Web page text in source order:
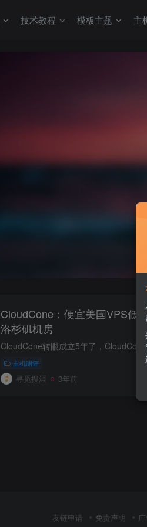
技术教程 模板主题 主
CloudCone：便宜美国VPS低
洛杉矶机房
主机测评
寻觅搜涯 3年前
友链申请 免责声明